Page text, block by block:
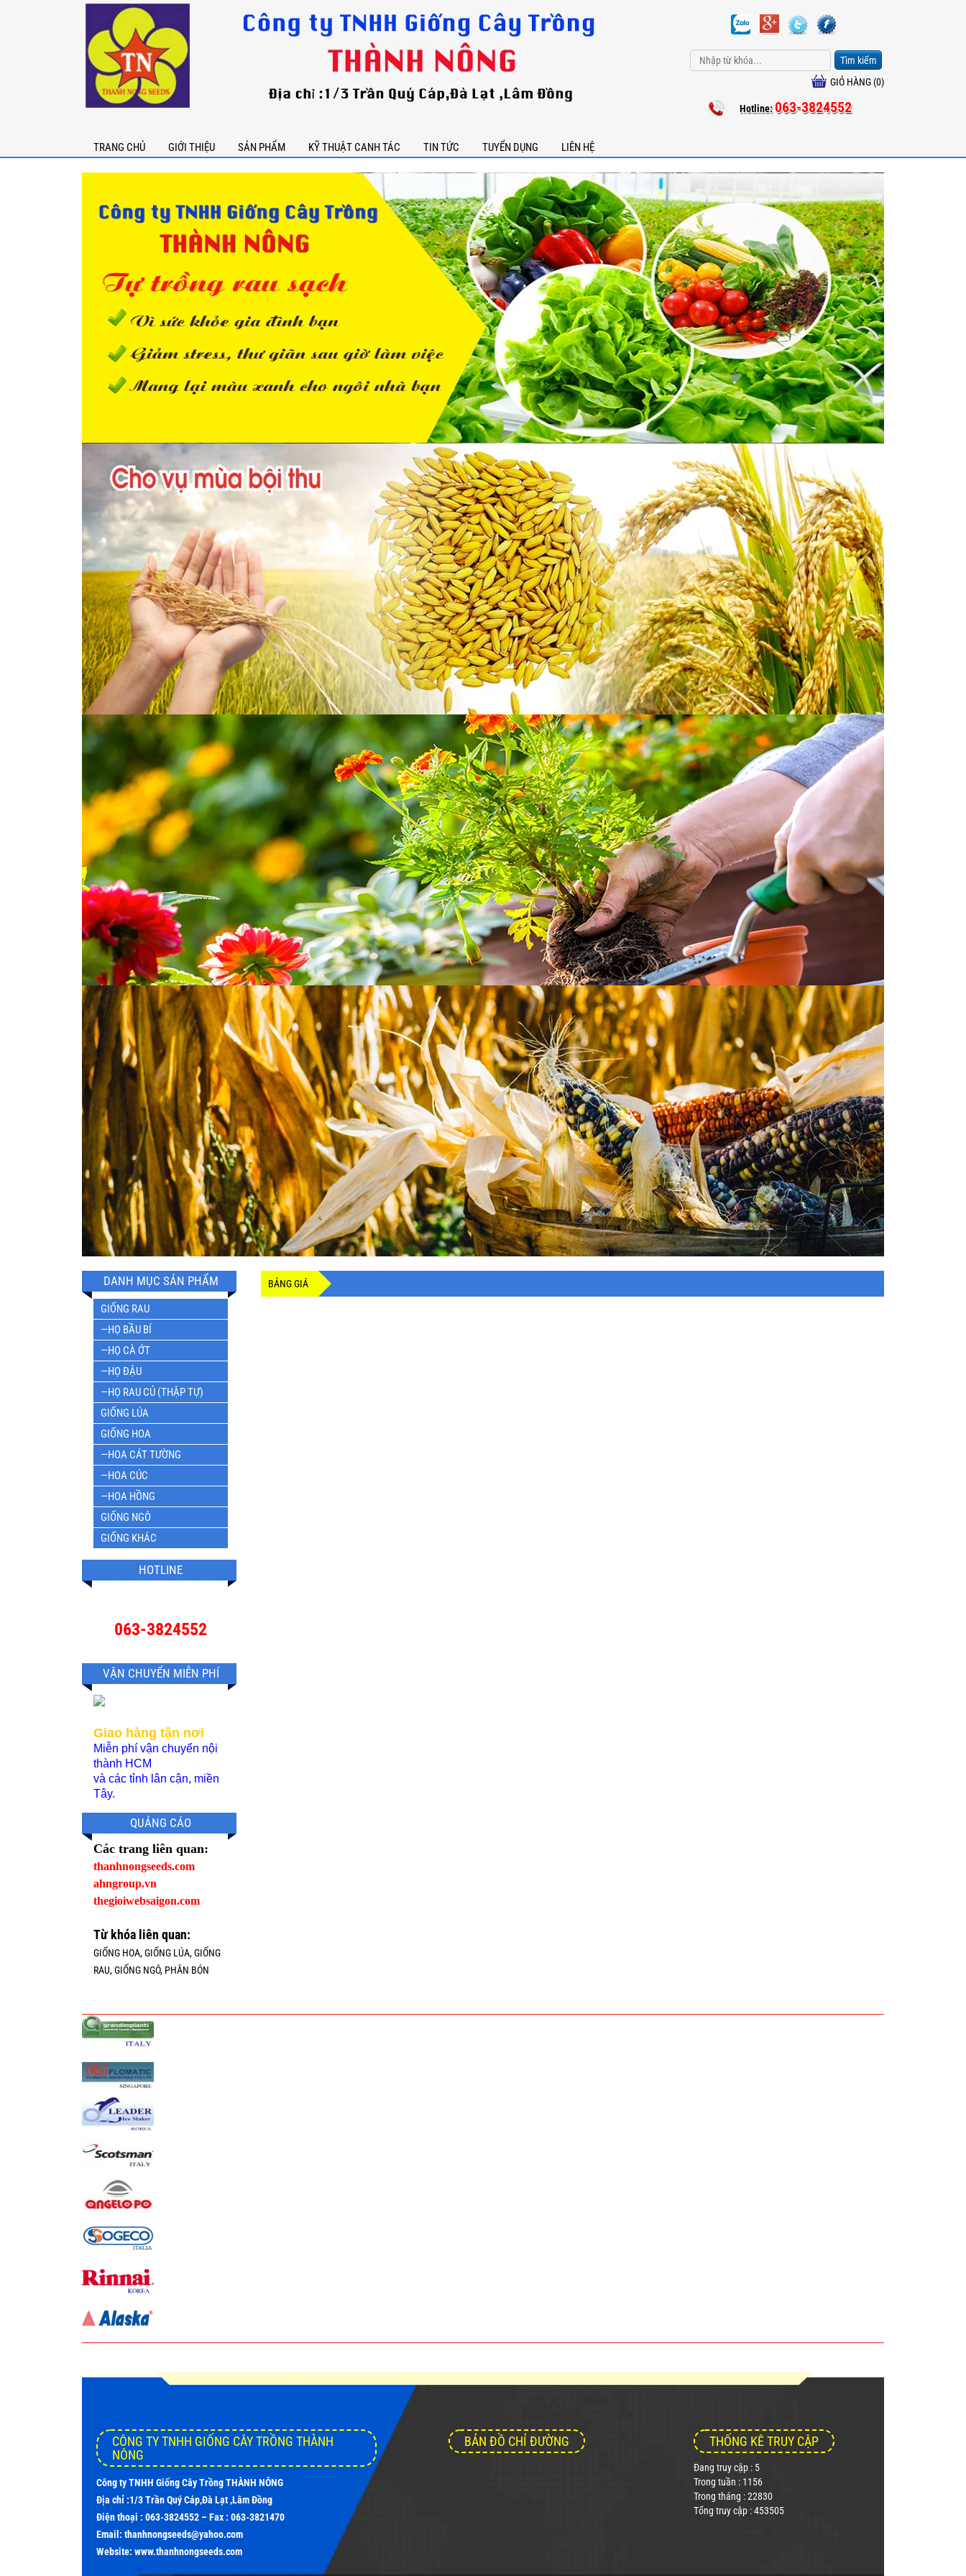
Tìm kiếm
GIỎ HÀNG (0)
Hotline:063-3824552
TRANG CHỦ GIỚI THIỆU SẢN PHẨM KỸ THUẬT CANH TÁC TIN TỨC TUYỂN DỤNG LIÊN HỆ
BẢNG GIÁ
DANH MỤC SẢN PHẨM
GIỐNG RAU
—HỌ BẦU BÍ
—HỌ CÀ ỚT
—HỌ ĐẬU
—HỌ RAU CỦ (THẬP TỰ)
GIỐNG LÚA
GIỐNG HOA
—HOA CÁT TƯỜNG
—HOA CÚC
—HOA HỒNG
GIỐNG NGÔ
GIỐNG KHÁC
HOTLINE
063-3824552
VẬN CHUYỂN MIỄN PHÍ
Giao hàng tận nơi
Miễn phí vận chuyển nội
thành HCM
và các tỉnh lân cận, miền
Tây.
QUẢNG CÁO
Các trang liên quan:
thanhnongseeds.com
ahngroup.vn
thegioiwebsaigon.com
Từ khóa liên quan:
GIỐNG HOA, GIỐNG LÚA, GIỐNG
RAU, GIỐNG NGÔ, PHÂN BÓN
CÔNG TY TNHH GIỐNG CÂY TRỒNG THÀNH
NÔNG
Công ty TNHH Giống Cây Trồng THÀNH NÔNG
Địa chỉ :1/3 Trần Quý Cáp,Đà Lạt ,Lâm Đồng
Điện thoại : 063-3824552 – Fax : 063-3821470
Email: thanhnongseeds@yahoo.com
Website: www.thanhnongseeds.com
BẢN ĐỒ CHỈ ĐƯỜNG THỐNG KÊ TRUY CẬP
Đang truy cập : 5
Trong tuần : 1156
Trong tháng : 22830
Tổng truy cập : 453505